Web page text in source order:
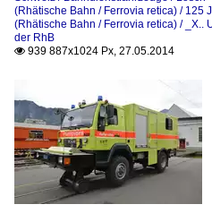
(Rhätische Bahn / Ferrovia retica) / 125
(Rhätische Bahn / Ferrovia retica) / _X..
der RhB
 939 887x1024 Px, 27.05.2014